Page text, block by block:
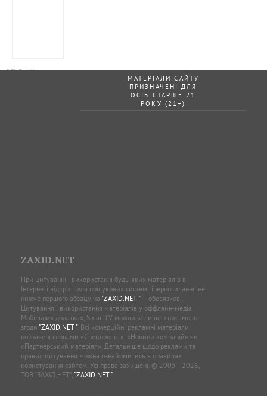
МАТЕРІАЛИ САЙТУ
ПРИЗНАЧЕНІ ДЛЯ
ОСІБ СТАРШЕ 21
РОКУ (21+)
ZAXID.NET
При цитуванні і використанні будь-яких матеріалів в
Інтернеті відкриті для пошукових систем гіперпосилання не
нижче першого абзацу на "ZAXID.NET "— обов’язкові.
Цитування і використання матеріалів у оффлайн-медіа,
Мобільних додатках, SmartTV можливе лише з письмової
згоди "ZAXID.NET ". Всі комерційні рекламні матеріали
позначені словами «Спецпроєкт», «Новини компаній» чи
«Партнерський матеріал». Детальніше щодо реклами та
правил цитування можна ознайомитись в правилах
користування сайтом. Усі права захищені. © 2005—2026,
ТОВ “ЗАХІД.НЕТ”, "ZAXID.NET ".